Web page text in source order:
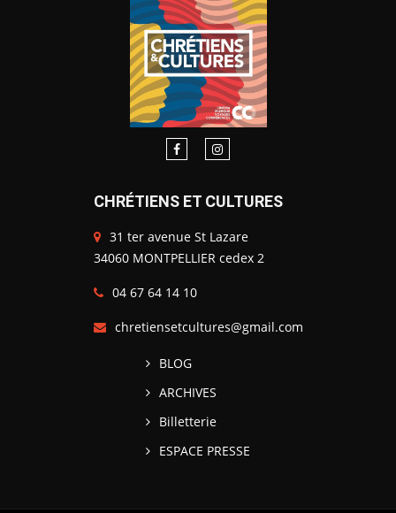
CHRÉTIENS ET CULTURES
31 ter avenue St Lazare
34060 MONTPELLIER cedex 2
04 67 64 14 10
chretiensetcultures@gmail.com
BLOG
ARCHIVES
Billetterie
ESPACE PRESSE